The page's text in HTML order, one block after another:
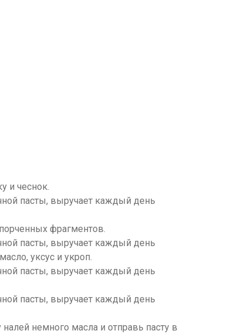
и чеснок.
фрагментов.
уксус и укроп.
немного масла и отправь пасту в